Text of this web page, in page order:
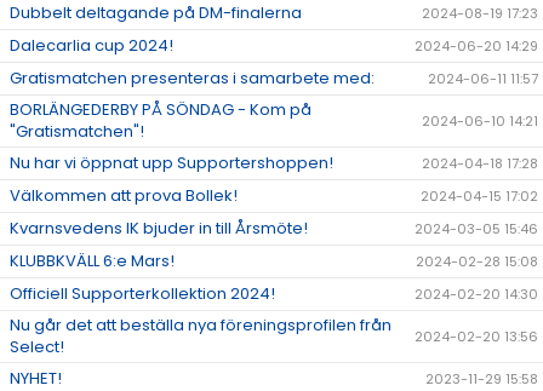
Dubbelt deltagande på DM-finalerna 2024-08-19 17:23
Dalecarlia cup 2024! 2024-06-20 14:29
Gratismatchen presenteras i samarbete med: 2024-06-11 11:57
BORLÄNGEDERBY PÅ SÖNDAG - Kom på
"Gratismatchen"!
2024-06-10 14:21
Nu har vi öppnat upp Supportershoppen! 2024-04-18 17:28
Välkommen att prova Bollek! 2024-04-15 17:02
Kvarnsvedens IK bjuder in till Årsmöte! 2024-03-05 15:46
KLUBBKVÄLL 6:e Mars! 2024-02-28 15:08
Officiell Supporterkollektion 2024! 2024-02-20 14:30
Nu går det att beställa nya föreningsprofilen från
Select!
2024-02-20 13:56
NYHET! 2023-11-29 15:58